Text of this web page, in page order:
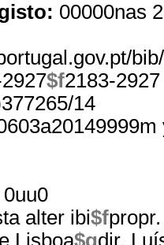
00000nas
$f2183-2927
377265/14
alter ibi$f
Lisboa$gdir.